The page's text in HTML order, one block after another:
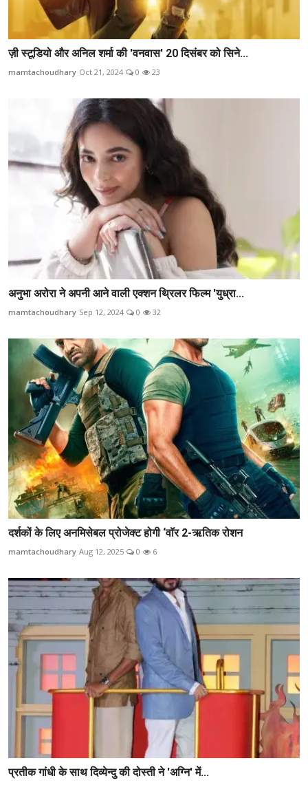
ज़ी स्टूडियो और अनिल शर्मा की 'वनवास' 20 दिसंबर को सिने...
mamtachoudhary Oct 21, 2024 0 23
अनुभा अरोरा ने अपनी आने वाली एक्शन थ्रिलर फिल्म 'युध्रा...
mamtachoudhary Sep 12, 2024 0 32
दर्शकों के लिए अनमिसेबल प्रोजेक्ट होगी ‘वॉर 2-ऋतिक रोशन
mamtachoudhary Aug 12, 2025 0 6
प्रतीक गांधी के साथ दिव्येन्दु की दोस्ती ने 'अग्नि' में...